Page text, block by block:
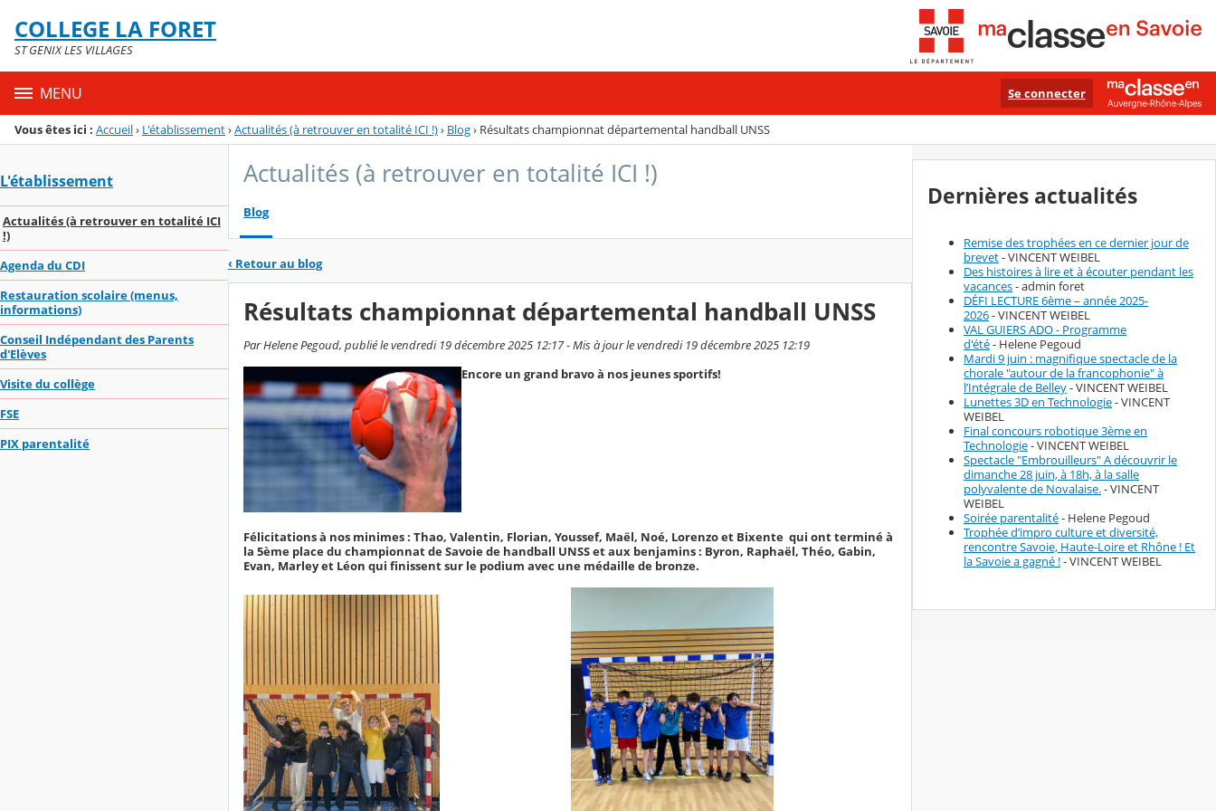
Menu de la rubrique
Contenu
COLLEGE LA FORET
ST GENIX LES VILLAGES
MENU Se connecter
Vous êtes ici : Accueil› L'établissement›Actualités (à retrouver en totalité ICI !)› Blog› Résultats championnat départemental handball UNSS
L'établissement
Actualités (à retrouver en totalité ICI
!)
Agenda du CDI
Restauration scolaire (menus,
informations)
Conseil Indépendant des Parents
d'Elèves
Visite du collège
FSE
PIX parentalité
Actualités (à retrouver en totalité ICI !)
Blog
‹ Retour au blog
Résultats championnat départemental handball UNSS
Par Helene Pegoud, publié le vendredi 19 décembre 2025 12:17 - Mis à jour le vendredi 19 décembre 2025 12:19
Encore un grand bravo à nos jeunes sportifs!
Félicitations à nos minimes : Thao, Valentin, Florian, Youssef, Maël, Noé, Lorenzo et Bixente qui ont terminé à
la 5ème place du championnat de Savoie de handball UNSS et aux benjamins : Byron, Raphaël, Théo, Gabin,
Evan, Marley et Léon qui finissent sur le podium avec une médaille de bronze.
Dernières actualités
Remise des trophées en ce dernier jour de
brevet- VINCENT WEIBEL
Des histoires à lire et à écouter pendant les
vacances- admin foret
DÉFI LECTURE 6ème – année 2025-
2026- VINCENT WEIBEL
VAL GUIERS ADO - Programme
d'été- Helene Pegoud
Mardi 9 juin : magnifique spectacle de la
chorale "autour de la francophonie" à
l’Intégrale de Belley- VINCENT WEIBEL
Lunettes 3D en Technologie- VINCENT
WEIBEL
Final concours robotique 3ème en
Technologie- VINCENT WEIBEL
Spectacle "Embrouilleurs" A découvrir le
dimanche 28 juin, à 18h, à la salle
polyvalente de Novalaise.- VINCENT
WEIBEL
Soirée parentalité- Helene Pegoud
Trophée d’impro culture et diversité,
rencontre Savoie, Haute-Loire et Rhône ! Et
la Savoie a gagné !- VINCENT WEIBEL